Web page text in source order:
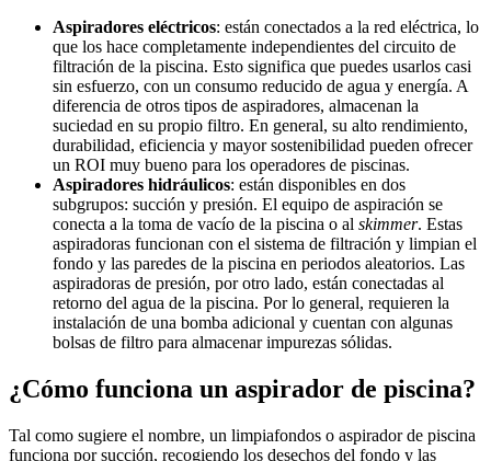
Aspiradores eléctricos: están conectados a la red eléctrica, lo
que los hace completamente independientes del circuito de
filtración de la piscina. Esto significa que puedes usarlos casi
sin esfuerzo, con un consumo reducido de agua y energía. A
diferencia de otros tipos de aspiradores, almacenan la
suciedad en su propio filtro. En general, su alto rendimiento,
durabilidad, eficiencia y mayor sostenibilidad pueden ofrecer
un ROI muy bueno para los operadores de piscinas.
Aspiradores hidráulicos: están disponibles en dos
subgrupos: succión y presión. El equipo de aspiración se
conecta a la toma de vacío de la piscina o al skimmer. Estas
aspiradoras funcionan con el sistema de filtración y limpian el
fondo y las paredes de la piscina en periodos aleatorios. Las
aspiradoras de presión, por otro lado, están conectadas al
retorno del agua de la piscina. Por lo general, requieren la
instalación de una bomba adicional y cuentan con algunas
bolsas de filtro para almacenar impurezas sólidas.
¿Cómo funciona un aspirador de piscina?
Tal como sugiere el nombre, un limpiafondos o aspirador de piscina
funciona por succión, recogiendo los desechos del fondo y las